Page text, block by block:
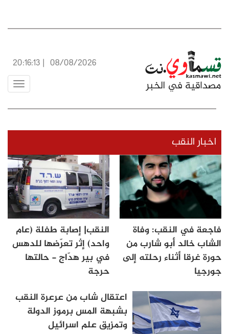
08/08/2026
|
20:16:13
Toggle
اخبار النقب
فاجعة في النقب: وفاة
الشاب خالد أبو شارب من
حورة غرقا أثناء رحلته إلى
جورجيا
النقب| إصابة طفلة (عام
واحد) إثر تعرّضها للدهس
في بير هدّاج - حالتها
حرجة
اعتقال شاب من عرعرة النقب
بشبهة المس برموز الدولة
وتمزيق علم اسرائيل